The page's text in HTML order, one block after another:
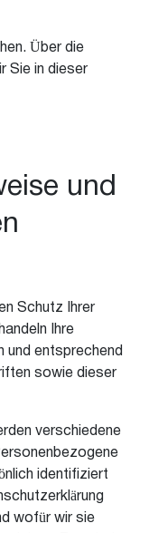
Über die
Sie in dieser
und
Schutz Ihrer
Ihre
und entsprechend
sowie dieser
verschiedene
identifiziert
wofür wir sie